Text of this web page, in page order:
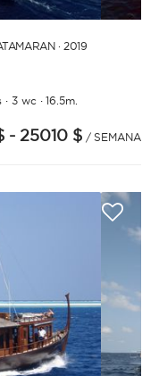
tu propio
tareas
de
grupo y tú
y
que
es
7 101112
· 2019
· 3 wc·16.5m.
- 25010 $ / SEMANA